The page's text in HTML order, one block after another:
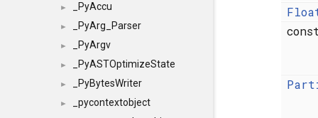
► _PyAccu
► _PyArg_Parser
► _PyArgv
► _PyASTOptimizeState
► _PyBytesWriter
►
_pycontextobject